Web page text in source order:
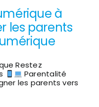
à
les parents
Restez
Parentalité
les parents vers